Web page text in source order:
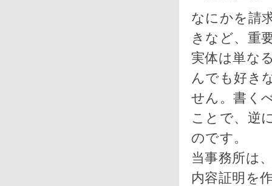
なにかを請
きなど、重
実体は単な
んでも好き
せん。書く
ことで、逆
のです。
当事務所は
内容証明を